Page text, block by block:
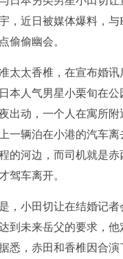
，近日被媒体爆料，
偷偷幽会。
太太香椎，在宣布婚讯
本人气男星小栗旬在公
出动，一个人在寓所附
一辆泊在小港的汽车离
的河边，而司机就是
驾车离开。
，小田切让在结婚记者
到未来岳父的要求，他
悉，赤田和香椎因合